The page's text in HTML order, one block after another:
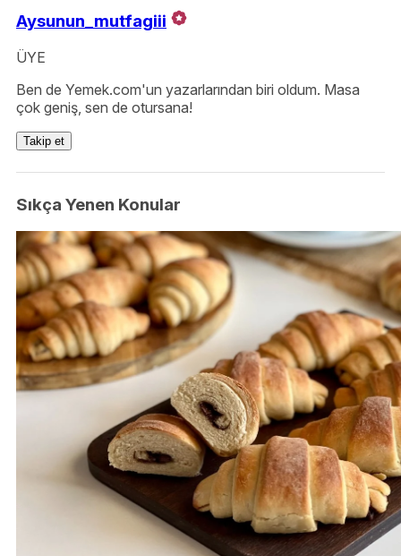
Aysunun_mutfagiii
ÜYE
Ben de Yemek.com'un yazarlarından biri oldum. Masa
çok geniş, sen de otursana!
Takip et
Sıkça Yenen Konular